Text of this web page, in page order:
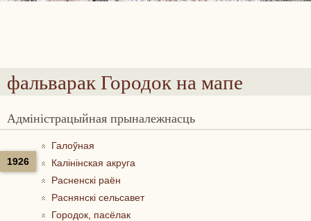
фальварак Городокна мапе
Адміністрацыйная прыналежнасць
1926
Галоўная
Калінінская акруга
Расненскі раён
Раснянскі сельсавет
Городок, пасёлак